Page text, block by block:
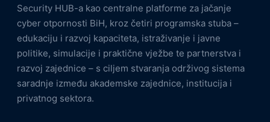
Security HUB-a kao centralne platforme za jačanje
cyber otpornosti BiH, kroz četiri programska stuba –
edukaciju i razvoj kapaciteta, istraživanje i javne
politike, simulacije i praktične vježbe te partnerstva i
razvoj zajednice – s ciljem stvaranja održivog sistema
saradnje između akademske zajednice, institucija i
privatnog sektora.